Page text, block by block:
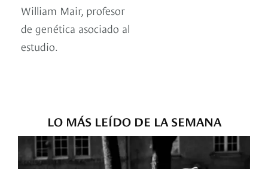
William Mair, profesor
de genética asociado al
estudio.
LO MÁS LEÍDO DE LA SEMANA